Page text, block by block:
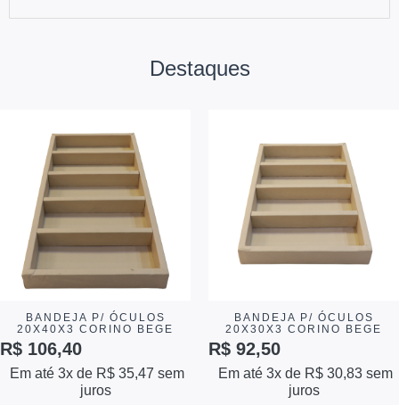
Destaques
BANDEJA P/ ÓCULOS
20X40X3 CORINO BEGE
R$ 106,40
Em até 3x de R$ 35,47 sem
juros
BANDEJA P/ ÓCULOS
20X30X3 CORINO BEGE
R$ 92,50
Em até 3x de R$ 30,83 sem
juros